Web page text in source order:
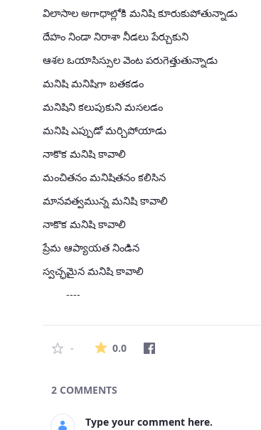
విలాసాల అగాధాల్లోకి మనిషి కూరుకుపోతున్నాడు
దేహం నిండా నిరాశా నీడలు పేర్చుకుని
ఆశల ఒయాసిస్సుల వెంట పరుగెత్తుతున్నాడు
మనిషి మనిషిగా బతకడం
మనిషిని కలుపుకుని మసలడం
మనిషి ఎప్పుడో మర్చిపోయాడు
నాకొక మనిషి కావాలి
మంచితనం మనిషితనం కలిసిన
మానవత్వమున్న మనిషి కావాలి
నాకొక మనిషి కావాలి
ప్రేమ ఆప్యాయత నిండిన
స్వచ్ఛమైన మనిషి కావాలి
----
- 0.0The average rating is 0 stars
2 COMMENTS
Type your comment here.